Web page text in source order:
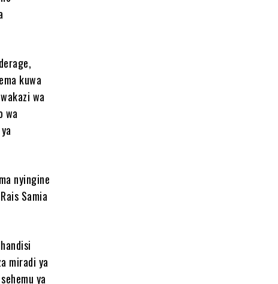
kuwa
wa
wa
nyingine
Samia
miradi ya
ya